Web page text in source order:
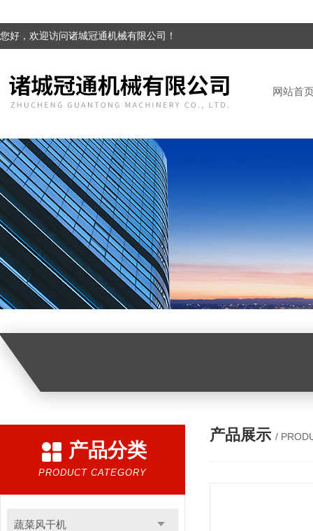
您好，欢迎访问诸城冠通机械有限公司！
网站首
产品分类
PRODUCT CATEGORY
蔬菜风干机
产品展示 /